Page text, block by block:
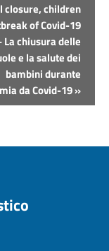
closure, children
of Covid-19
La chiusura delle
e la salute dei
bambini durante
da Covid-19»